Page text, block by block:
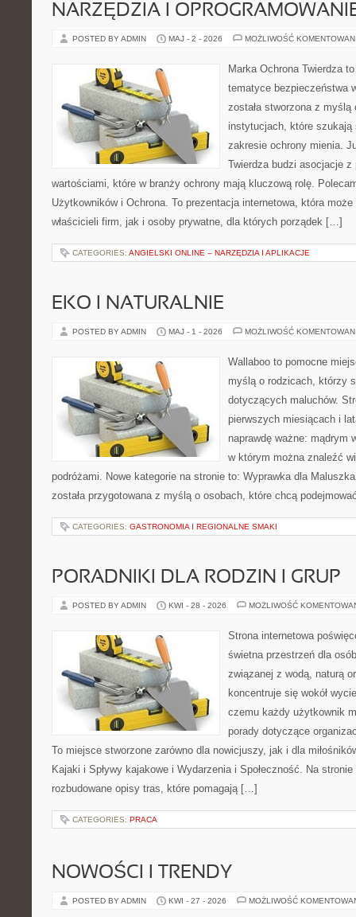
NARZĘDZIA I
POSTED BY ADMIN MAJ - 2 - 2026 MOŻLIWOŚĆ
Marka Ochrona Twierdza
tematyce bezpieczeństwa
została stworzona z
instytucjach, które szukają
zakresie ochrony mienia.
Twierdza budzi asocjacje
wartościami, które w branży ochrony mają kluczową rolę.
Użytkowników i Ochrona. To prezentacja internetowa, która
właścicieli firm, jak i osoby prywatne, dla których porządek […]
CATEGORIES: ANGIELSKI ONLINE – NARZĘDZIA I APLIKACJE
EKO I NATURALNIE
POSTED BY ADMIN MAJ - 1 - 2026 MOŻLIWOŚĆ
Wallaboo to pomocne
myślą o rodzicach, którzy
dotyczących maluchów.
pierwszych miesiącach i
naprawdę ważne: mądrym
w którym można znaleźć
podróżami. Nowe kategorie na stronie to: Wyprawka dla
została przygotowana z myślą o osobach, które chcą
CATEGORIES: GASTRONOMIA I REGIONALNE SMAKI
PORADNIKI DLA RODZIN I GRUP
POSTED BY ADMIN KWI - 28 - 2026 MOŻLIWOŚĆ
Strona internetowa
świetna przestrzeń dla
związanej z wodą, naturą
koncentruje się wokół
czemu każdy użytkownik
porady dotyczące
To miejsce stworzone zarówno dla nowicjuszy, jak i dla
Kajaki i Spływy kajakowe i Wydarzenia i Społeczność. Na
rozbudowane opisy tras, które pomagają […]
CATEGORIES: PRACA
NOWOŚCI I TRENDY
POSTED BY ADMIN KWI - 27 - 2026 MOŻLIWOŚĆ